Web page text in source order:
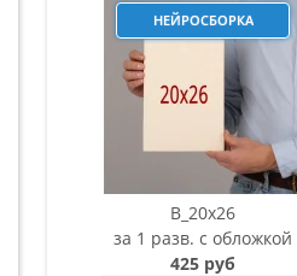
НЕЙРОСБОРКА
B_20х26
за 1 разв. с обложкой
425 руб